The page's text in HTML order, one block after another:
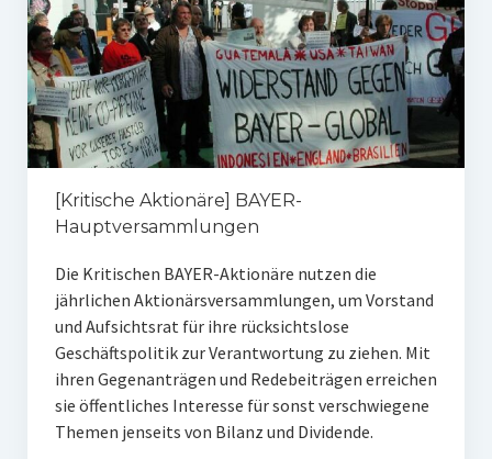
SPENDEN
[Kritische Aktionäre] BAYER-
Hauptversammlungen
Die Kritischen BAYER-Aktionäre nutzen die
jährlichen Aktionärsversammlungen, um Vorstand
und Aufsichtsrat für ihre rücksichtslose
Geschäftspolitik zur Verantwortung zu ziehen. Mit
ihren Gegenanträgen und Redebeiträgen erreichen
sie öffentliches Interesse für sonst verschwiegene
Themen jenseits von Bilanz und Dividende.